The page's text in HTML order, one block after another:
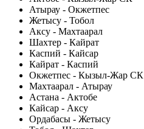
Атырау - Окжетпес
Жетысу - Тобол
Аксу - Махтаарал
Шахтер - Кайрат
Каспий - Кайсар
Кайрат - Каспий
Окжетпес - Кызыл-Жар СК
Махтаарал - Атырау
Астана - Актобе
Кайсар - Аксу
Ордабасы - Жетысу